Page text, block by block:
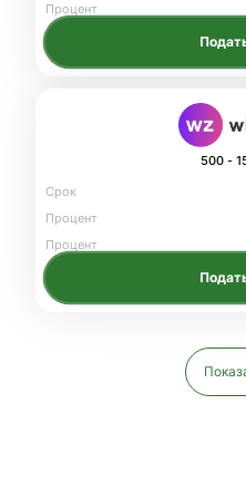
Процент
500 -
Срок
Процент
Процент